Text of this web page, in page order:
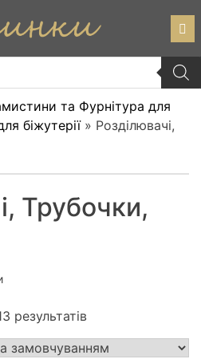
та Фурнітура для
біжутерії» Розділювачі,
Трубочки,
результатів